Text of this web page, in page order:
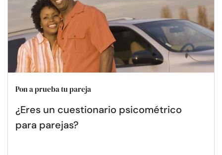
Pon a prueba tu pareja
¿Eres un cuestionario psicométrico
para parejas?